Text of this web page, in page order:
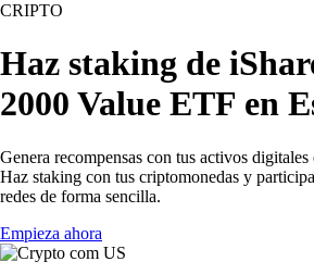
CRIPTO
Haz staking de
2000 Value ETF en
Genera recompensas con tus activos
Haz staking con tus criptomonedas y
redes de forma sencilla.
Empieza ahora